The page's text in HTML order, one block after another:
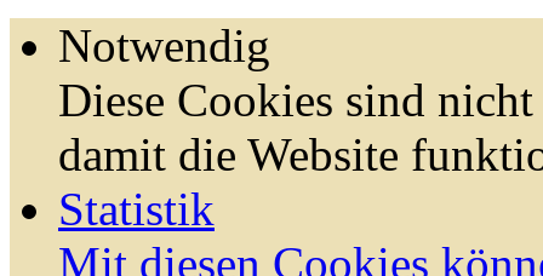
Notwendig
Diese Cookies sind
damit die Website
Statistik
Mit diesen Cookies